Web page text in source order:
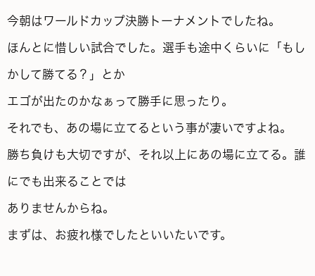
今朝はワールドカップ決勝トーナメントでしたね。
ほんとに惜しい試合でした。選手も途中くらいに「もし
かして勝てる？」とか
エゴが出たのかなぁって勝手に思ったり。
それでも、あの場に立てるという事が凄いですよね。
勝ち負けも大切ですが、それ以上にあの場に立てる。誰
にでも出来ることでは
ありませんからね。
まずは、お疲れ様でしたといいたいです。